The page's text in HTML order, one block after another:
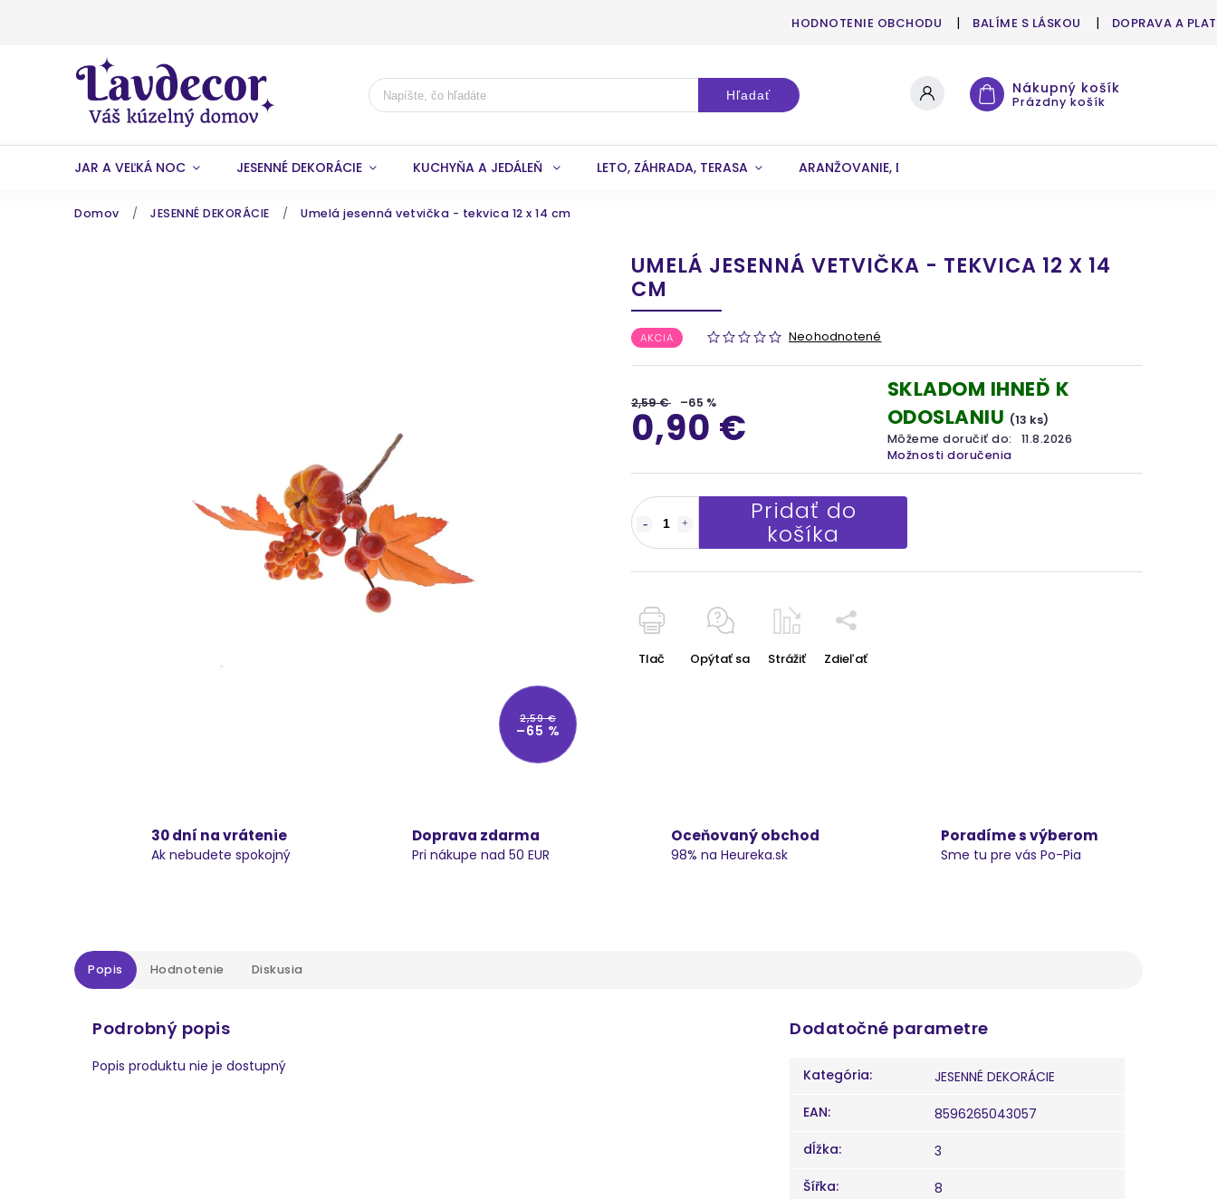
HODNOTENIE OBCHODU BALÍME S LÁSKOU DOPRAVA A
Hľadať Nákupný košík
Prázdny košík
JAR A VEĽKÁ NOC JESENNÉ DEKORÁCIE KUCHYŇA A JEDÁLEŇ LETO, ZÁHRADA, TERASA ARANŽOVANIE, DEKOROVANIE
Domov / JESENNÉ DEKORÁCIE / Umelá jesenná vetvička - tekvica 12 x 14 cm
2,59 €
–65 %
UMELÁ JESENNÁ VETVIČKA - TEKVICA 12 X 14
CM
AKCIA Neohodnotené
2,59 € –65 %
0,90 €
SKLADOM IHNEĎ K
ODOSLANIU (13 ks)
Môžeme doručiť do:
11.8.2026
Možnosti doručenia
Pridať do
košíka
Tlač Opýtať sa Strážiť Zdieľať
30 dní na vrátenie
Ak nebudete spokojný
Doprava zdarma
Pri nákupe nad 50 EUR
Oceňovaný obchod
98% na Heureka.sk
Poradíme s výberom
Sme tu pre vás Po-Pia
Popis Hodnotenie Diskusia
Podrobný popis
Popis produktu nie je dostupný
Dodatočné parametre
Kategória:
JESENNÉ DEKORÁCIE
EAN:
8596265043057
dĺžka:
3
Šířka:
8